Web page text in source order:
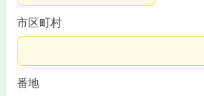
市区町村
番地